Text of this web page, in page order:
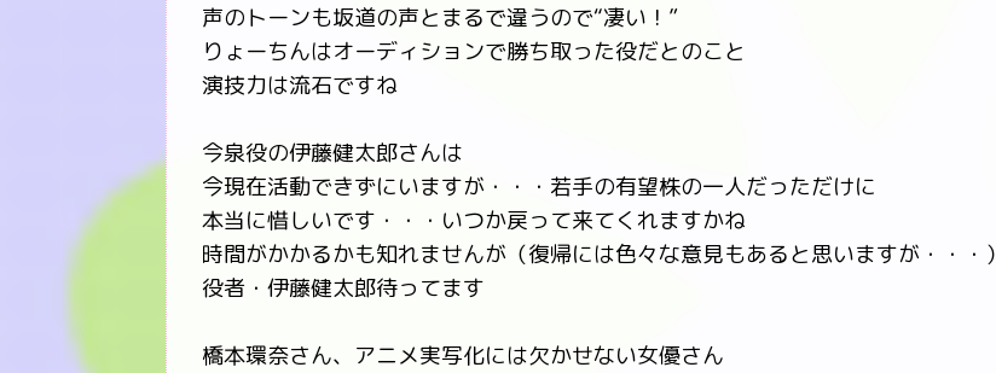
声のトーンも坂道の声とまるで違うので“凄い！”
りょーちんはオーディションで勝ち取った役だとのこと
演技力は流石ですね
今泉役の伊藤健太郎さんは
今現在活動できずにいますが・・・若手の有望株の一人だっただけに
本当に惜しいです・・・いつか戻って来てくれますかね
時間がかかるかも知れませんが（復帰には色々な意見もあると思いますが・・・）
役者・伊藤健太郎待ってます
橋本環奈さん、アニメ実写化には欠かせない女優さん